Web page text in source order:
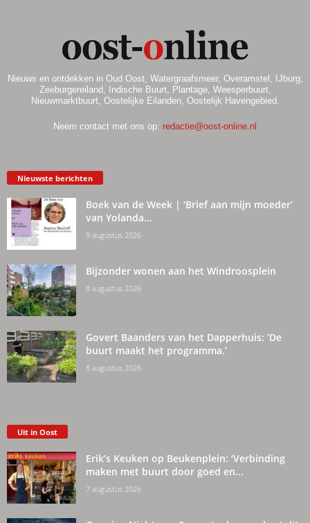
Nieuws en ontdekken in Oud Oost, Watergraafsmeer, Overamstel, IJburg,
Zeeburgereiland, Indische Buurt, Plantage, Weesperbuurt,
Nieuwmarktbuurt, Oostelijke Eilanden, Oostelijk Havengebied.
Neem contact met ons op: redactie@oost-online.nl
Nieuwste berichten
Boek van de Week | ‘Brief aan mijn moeder’
van Yolanda...
9 augustus 2026
Bijzonder wonen aan het Windroosplein
8 augustus 2026
Govert Baanders van het Dapperhuis: ‘De
buurt maakt het programma.’
8 augustus 2026
Uit in Oost
Erik’s Keuken op Beukenplein: ‘Verbinding
maken met buurt door goed en...
7 augustus 2026